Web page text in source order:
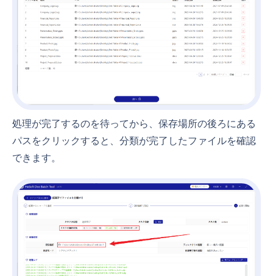
処理が完了するのを待ってから、保存場所の後ろにある
パスをクリックすると、分類が完了したファイルを確認
できます。